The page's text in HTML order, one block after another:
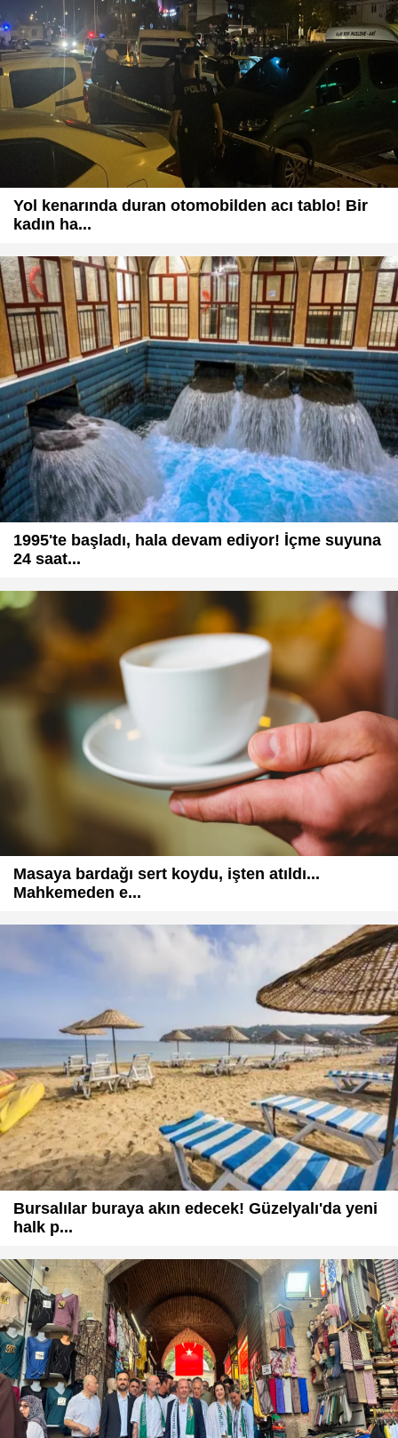
Yol kenarında duran otomobilden acı tablo! Bir
kadın ha...
1995'te başladı, hala devam ediyor! İçme suyuna
24 saat...
Masaya bardağı sert koydu, işten atıldı...
Mahkemeden e...
Bursalılar buraya akın edecek! Güzelyalı'da yeni
halk p...